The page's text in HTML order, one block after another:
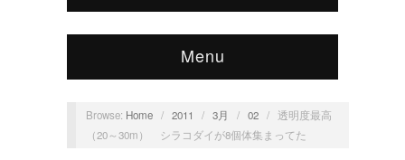
Menu
Browse: Home / 2011 / 3月 / 02 /
透明度最高
（20～30m） シラコダイが8個体集まってた